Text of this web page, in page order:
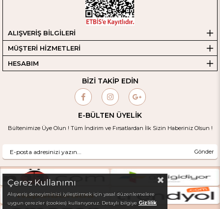
ALIŞVERİŞ BİLGİLERİ
MÜŞTERİ HİZMETLERİ
HESABIM
BİZİ TAKİP EDİN
E-BÜLTEN ÜYELİK
Bültenimize Üye Olun ! Tüm İndirim ve Fırsatlardan İlk Sizin Haberiniz Olsun !
Gönder
Çerez Kullanımı
Alışveriş deneyiminizi iyileştirmek için yasal düzenlemelere
uygun çerezler (cookies) kullanıyoruz. Detaylı bilgiye Gizlilik